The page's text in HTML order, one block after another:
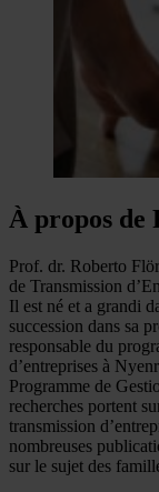
À propos de
Prof. dr. Roberto
de Transmission
Il est né et a grandi
succession dans sa
responsable du
d’entreprises à
Programme de
recherches portent
transmission
nombreuses
sur le sujet des